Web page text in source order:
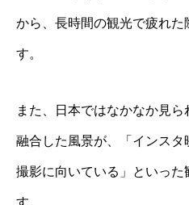
から、長時間の観光で疲れ
す。
また、日本ではなかなか見
融合した風景が、「インスタ
撮影に向いている」といった
す。